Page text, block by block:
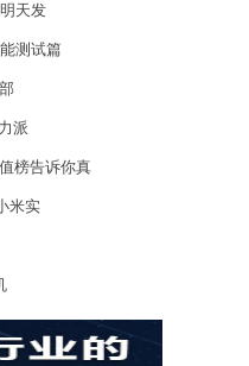
天发
测试篇
派
榜告诉你真
米实